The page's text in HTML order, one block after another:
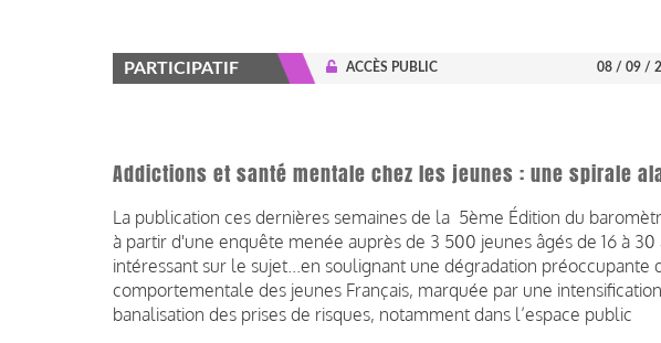
PARTICIPATIF ACCÈS PUBLIC 08 / 09 /
Addictions et santé mentale chez les jeunes : une spirale
La publication ces dernières semaines de la 5ème Édition du
à partir d'une enquête menée auprès de 3 500 jeunes âgés de 16 à 30
intéressant sur le sujet...en soulignant une dégradation préoccupante
comportementale des jeunes Français, marquée par une
banalisation des prises de risques, notamment dans l’espace public